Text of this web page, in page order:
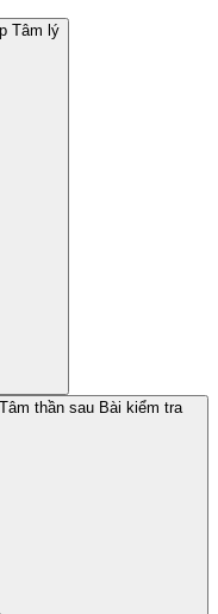
Tâm lý
thần sau Bài kiểm tra